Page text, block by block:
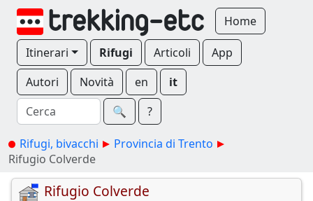
Home
Itinerari Rifugi Articoli
App
Autori
Novità en
it
🔍︎
?
Rifugi, bivacchi
Provincia di Trento
Rifugio Colverde
Rifugio Colverde